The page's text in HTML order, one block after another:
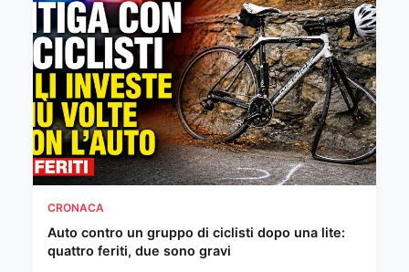
CRONACA
Auto contro un gruppo di ciclisti dopo una lite:
quattro feriti, due sono gravi